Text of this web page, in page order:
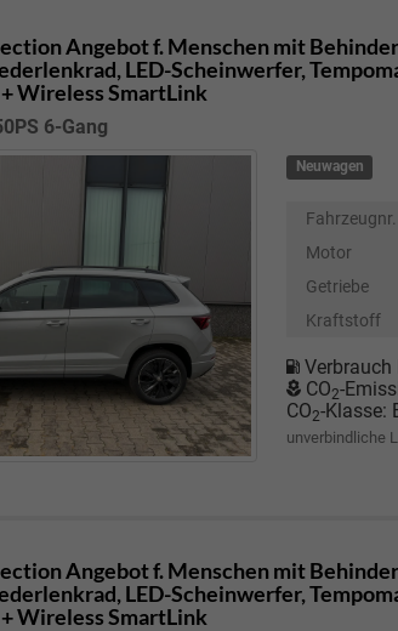
Angebot f. Menschen mit
LED-Scheinwerfer,
Wireless SmartLink
6-Gang
Neuwagen
Fahrzeugnr.
Motor
Getriebe
Kraftstoff
CO2-
CO2-Klasse:
unverbindliche
Angebot f. Menschen mit
LED-Scheinwerfer,
Wireless SmartLink